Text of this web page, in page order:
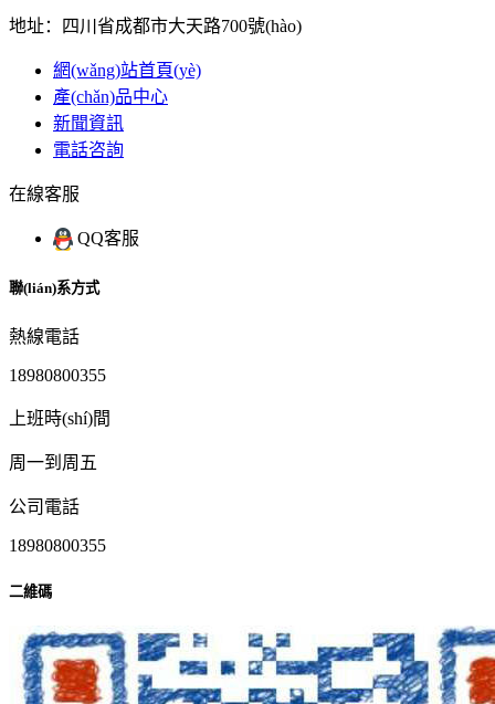
地址：四川省成都市大天路700號(hào)
網(wǎng)站首頁(yè)
產(chǎn)品中心
新聞資訊
電話咨詢
在線客服
QQ客服
聯(lián)系方式
熱線電話
18980800355
上班時(shí)間
周一到周五
公司電話
18980800355
二維碼